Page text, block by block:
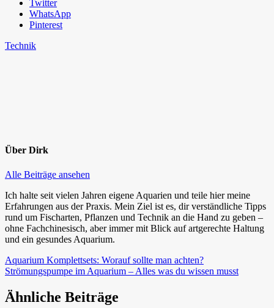
Twitter
WhatsApp
Pinterest
Technik
Über Dirk
Alle Beiträge ansehen
Ich halte seit vielen Jahren eigene Aquarien und teile hier meine
Erfahrungen aus der Praxis. Mein Ziel ist es, dir verständliche Tipps
rund um Fischarten, Pflanzen und Technik an die Hand zu geben –
ohne Fachchinesisch, aber immer mit Blick auf artgerechte Haltung
und ein gesundes Aquarium.
Beitragsnavigation
Vorheriger
Beitrag:
Aquarium Komplettsets: Worauf sollte man achten?
Nächster
Strömungspumpe im Aquarium – Alles was du wissen musst
Ähnliche Beiträge